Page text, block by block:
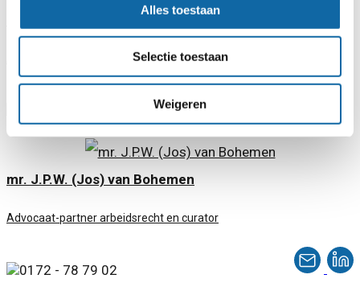
Alles toestaan
Selectie toestaan
Weigeren
Advocaat-partner ondernemingsrecht en curator
mr. J.P.W. (Jos) van Bohemen
Advocaat-partner arbeidsrecht en curator
0172 - 78 79 02